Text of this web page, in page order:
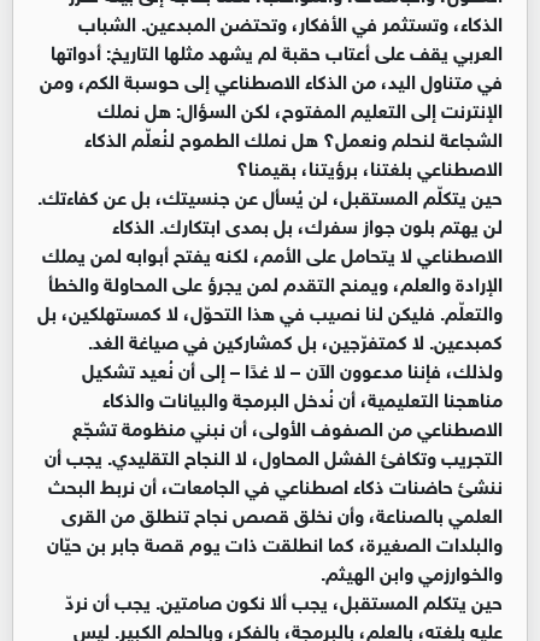
الذكاء، وتستثمر في الأفكار، وتحتضن المبدعين. الشباب
العربي يقف على أعتاب حقبة لم يشهد مثلها التاريخ: أدواتها
في متناول اليد، من الذكاء الاصطناعي إلى حوسبة الكم، ومن
الإنترنت إلى التعليم المفتوح، لكن السؤال: هل نملك
الشجاعة لنحلم ونعمل؟ هل نملك الطموح لنُعلّم الذكاء
الاصطناعي بلغتنا، برؤيتنا، بقيمنا؟
حين يتكلّم المستقبل، لن يُسأل عن جنسيتك، بل عن كفاءتك.
لن يهتم بلون جواز سفرك، بل بمدى ابتكارك. الذكاء
الاصطناعي لا يتحامل على الأمم، لكنه يفتح أبوابه لمن يملك
الإرادة والعلم، ويمنح التقدم لمن يجرؤ على المحاولة والخطأ
والتعلّم. فليكن لنا نصيب في هذا التحوّل، لا كمستهلكين، بل
كمبدعين. لا كمتفرّجين، بل كمشاركين في صياغة الغد.
ولذلك، فإننا مدعوون الآن – لا غدًا – إلى أن نُعيد تشكيل
مناهجنا التعليمية، أن نُدخل البرمجة والبيانات والذكاء
الاصطناعي من الصفوف الأولى، أن نبني منظومة تشجّع
التجريب وتكافئ الفشل المحاول، لا النجاح التقليدي. يجب أن
ننشئ حاضنات ذكاء اصطناعي في الجامعات، أن نربط البحث
العلمي بالصناعة، وأن نخلق قصص نجاح تنطلق من القرى
والبلدات الصغيرة، كما انطلقت ذات يوم قصة جابر بن حيّان
والخوارزمي وابن الهيثم.
حين يتكلم المستقبل، يجب ألا نكون صامتين. يجب أن نردّ
عليه بلغته، بالعلم، بالبرمجة، بالفكر، وبالحلم الكبير. ليس